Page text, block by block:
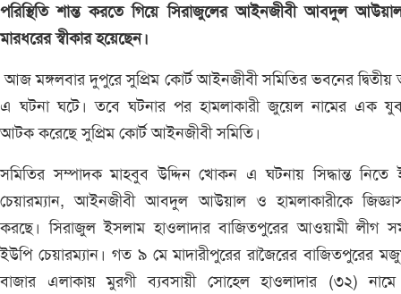
পরিস্থিতি শান্ত করতে গিয়ে সিরাজুলের আইনজীবী আবদুল
মারধরের স্বীকার হয়েছেন।
আজ মঙ্গলবার দুপুরে সুপ্রিম কোর্ট আইনজীবী সমিতির ভবনের দ্বিতীয়
এ ঘটনা ঘটে। তবে ঘটনার পর হামলাকারী জুয়েল নামের এক
আটক করেছে সুপ্রিম কোর্ট আইনজীবী সমিতি।
সমিতির সম্পাদক মাহবুব উদ্দিন খোকন এ ঘটনায় সিদ্ধান্ত নিতে
চেয়ারম্যান, আইনজীবী আবদুল আউয়াল ও হামলাকারীকে
করছে। সিরাজুল ইসলাম হাওলাদার বাজিতপুরের আওয়ামী লীগ
ইউপি চেয়ারম্যান। গত ৯ মে মাদারীপুরের রাজৈরের বাজিতপুরের
বাজার এলাকায় মুরগী ব্যবসায়ী সোহেল হাওলাদার (৩২)